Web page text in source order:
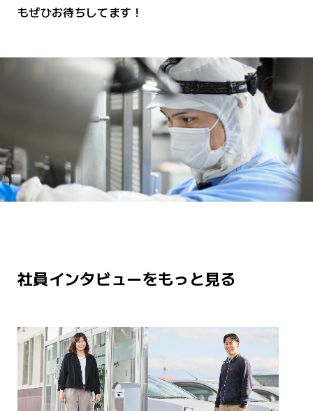
もぜひお待ちしてます！
社員インタビューをもっと見る